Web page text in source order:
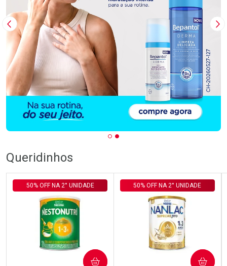
Imagem Anterior
Queridinhos
50% OFF NA 2° UNIDADE
COMPRAR
50% OFF NA 2° UNIDADE
COMPRAR